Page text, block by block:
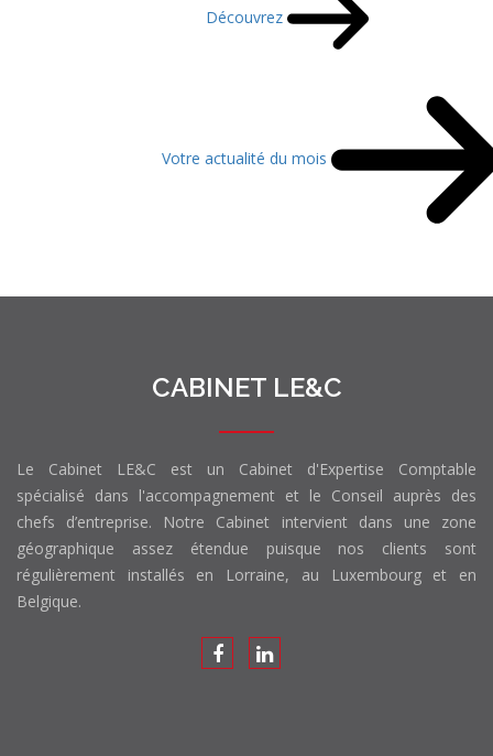
Découvrez
Votre actualité du mois
CABINET LE&C
Le Cabinet LE&C est un Cabinet d'Expertise Comptable
spécialisé dans l'accompagnement et le Conseil auprès des
chefs d’entreprise. Notre Cabinet intervient dans une zone
géographique assez étendue puisque nos clients sont
régulièrement installés en Lorraine, au Luxembourg et en
Belgique.